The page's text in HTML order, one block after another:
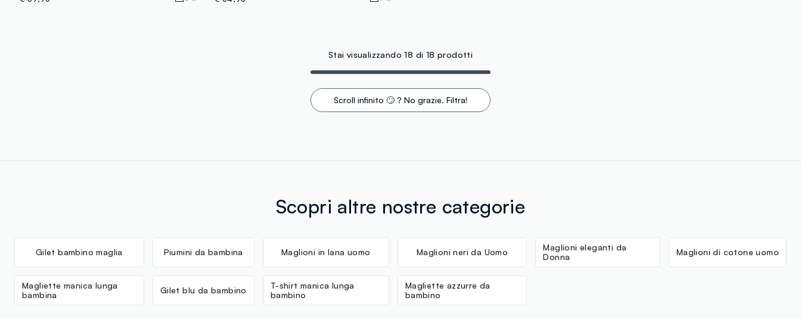
Stai visualizzando 18 di 18 prodotti
Scroll infinito 🙄 ? No grazie. Filtra!
Scopri altre nostre categorie
Gilet bambino maglia Piumini da bambina Maglioni in lana uomo Maglioni neri da Uomo
Maglioni eleganti da
Donna
Maglioni di cotone uomo
Magliette manica lunga
bambina
Gilet blu da bambino
T-shirt manica lunga
bambino
Magliette azzurre da
bambino